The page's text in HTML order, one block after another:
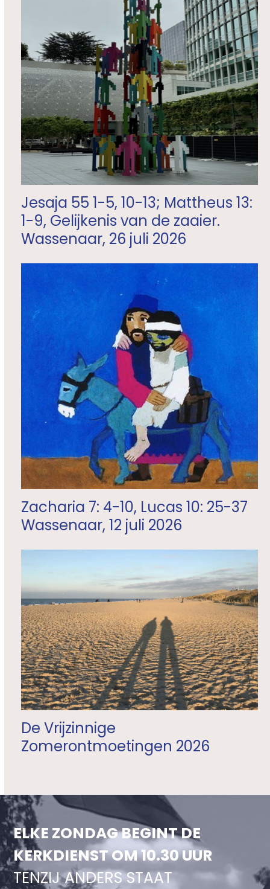
Jesaja 55 1-5, 10-13; Mattheus 13:
1-9, Gelijkenis van de zaaier.
Wassenaar, 26 juli 2026
Zacharia 7: 4-10, Lucas 10: 25-37
Wassenaar, 12 juli 2026
De Vrijzinnige
Zomerontmoetingen 2026
ELKE ZONDAG BEGINT DE
KERKDIENST OM 10.30 UUR
TENZIJ ANDERS STAAT